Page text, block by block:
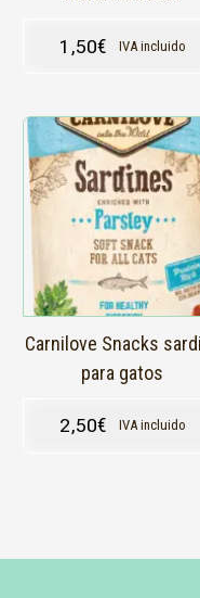
1,50€ IVA incluido
Carnilove Snacks
para gatos
2,50€ IVA incluido